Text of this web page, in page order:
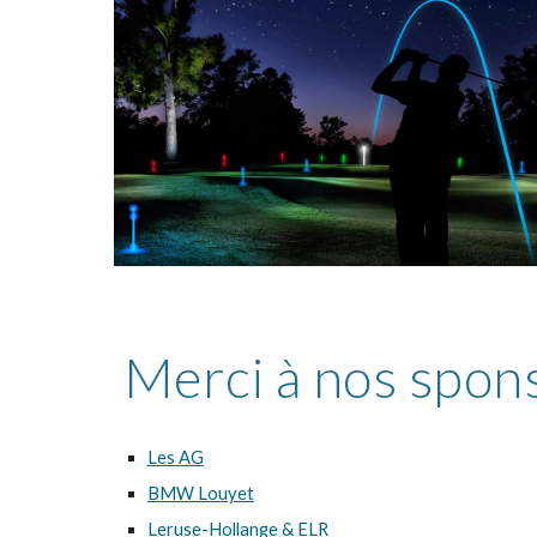
Merci à nos
Les AG
BMW Louyet
Leruse-Hollange & ELR